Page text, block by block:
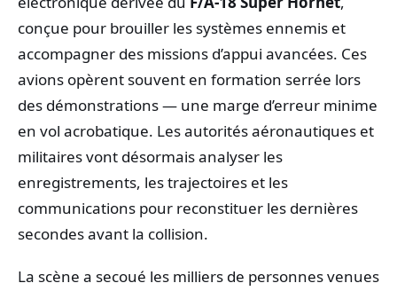
conçue pour brouiller les systèmes ennemis et
accompagner des missions d’appui avancées. Ces
avions opèrent souvent en formation serrée lors
des démonstrations — une marge d’erreur minime
en vol acrobatique. Les autorités aéronautiques et
militaires vont désormais analyser les
enregistrements, les trajectoires et les
communications pour reconstituer les dernières
secondes avant la collision.
La scène a secoué les milliers de personnes venues